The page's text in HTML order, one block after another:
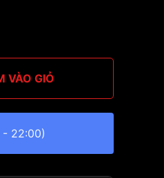
VÀO GIỎ
- 22:00)